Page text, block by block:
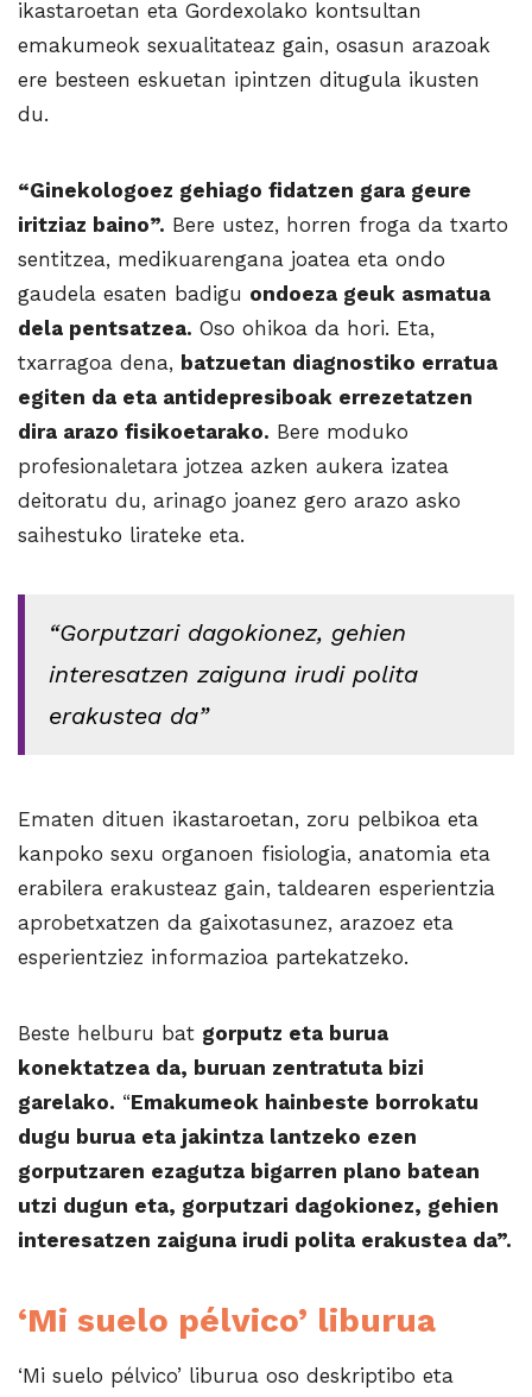
ikastaroetan eta Gordexolako kontsultan
emakumeok sexualitateaz gain, osasun arazoak
ere besteen eskuetan ipintzen ditugula ikusten
du.
“Ginekologoez gehiago fidatzen gara geure
iritziaz baino”. Bere ustez, horren froga da txarto
sentitzea, medikuarengana joatea eta ondo
gaudela esaten badigu ondoeza geuk asmatua
dela pentsatzea. Oso ohikoa da hori. Eta,
txarragoa dena, batzuetan diagnostiko erratua
egiten da eta antidepresiboak errezetatzen
dira arazo fisikoetarako. Bere moduko
profesionaletara jotzea azken aukera izatea
deitoratu du, arinago joanez gero arazo asko
saihestuko lirateke eta.
“Gorputzari dagokionez, gehien
interesatzen zaiguna irudi polita
erakustea da”
Ematen dituen ikastaroetan, zoru pelbikoa eta
kanpoko sexu organoen fisiologia, anatomia eta
erabilera erakusteaz gain, taldearen esperientzia
aprobetxatzen da gaixotasunez, arazoez eta
esperientziez informazioa partekatzeko.
Beste helburu bat gorputz eta burua
konektatzea da, buruan zentratuta bizi
garelako. “Emakumeok hainbeste borrokatu
dugu burua eta jakintza lantzeko ezen
gorputzaren ezagutza bigarren plano batean
utzi dugun eta, gorputzari dagokionez, gehien
interesatzen zaiguna irudi polita erakustea da”.
‘Mi suelo pélvico’ liburua
‘Mi suelo pélvico’ liburua oso deskriptibo eta